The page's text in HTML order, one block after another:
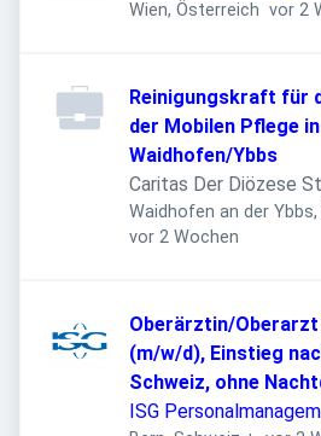
Wien, Österreich vor 2
Reinigungskraft für
der Mobilen Pflege in
Waidhofen/Ybbs
Caritas Der Diözese
Waidhofen an der
Veröffentlicht
vor 2 Wochen
Oberärztin/Oberarzt
(m/w/d), Einstieg
Schweiz, ohne
ISG